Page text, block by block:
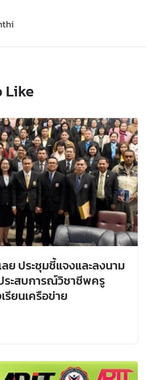
Like
ย ประชุมชี้แจงและลงนาม
ระสบการณ์วิชาชีพครู
รียนเครือข่าย